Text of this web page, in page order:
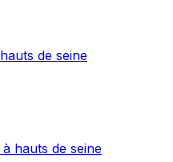
hauts de seine
à hauts de seine